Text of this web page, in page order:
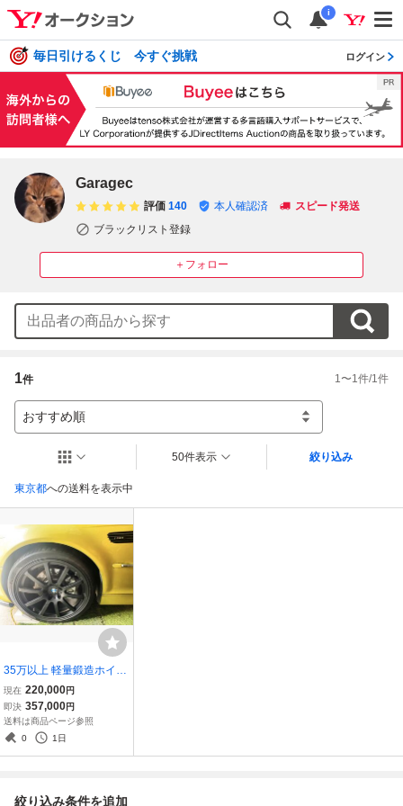
i
毎日引けるくじ 今すぐ挑戦 ログイン
Garagec
＋フォロー
評価 140 本人確認済
スピード発送
ブラックリスト登録
1件 1 〜1 件/1 件
おすすめ順
東京都への送料を表示中
50件表示 絞り込み
35万以上 軽量鍛造ホイー
ル BMW E46 M3 鍛栄舎a
utostradaspreads 19イン
チ8.5j 2本 19インチ9.5j 2
本 pcd120は超希少 レク
現在 220,000円
即決 357,000円
送料は商品ページ参照
0
1日
絞り込み条件を追加